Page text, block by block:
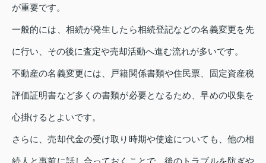
が重要です。
一般的には、相続が発生したら相続登記などの名義変更を先
に行い、その後に査定や売却活動へ進む流れが多いです。
不動産の名義変更には、戸籍関係書類や住民票、固定資産税
評価証明書など多くの書類が必要となるため、早めの収集を
心掛けるとよいです。
さらに、売却代金の受け取り時期や使途についても、他の相